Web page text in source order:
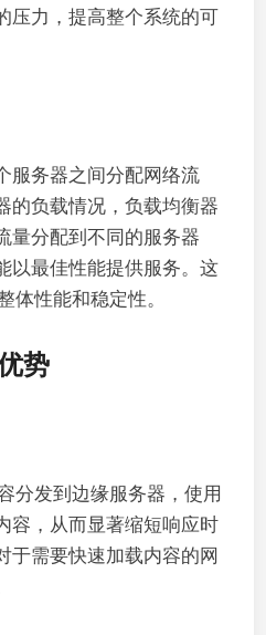
压力，提高整个系统的可
服务器之间分配网络流
的负载情况，负载均衡器
量分配到不同的服务器
以最佳性能提供服务。这
体性能和稳定性。
势
分发到边缘服务器，使用
容，从而显著缩短响应时
于需要快速加载内容的网